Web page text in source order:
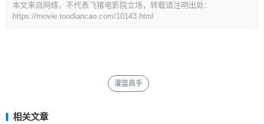
本文来自网络，不代表飞猪电影院立场，转载请注明出处：
https://movie.toodiancao.com/10143.html
灌篮高手
相关文章